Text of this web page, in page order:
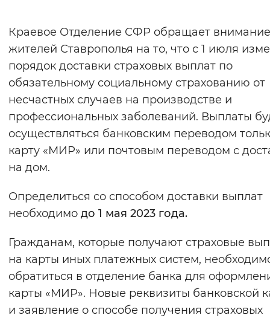
Цвет сайта
Монохромный Инверсивный
Синий фон
Изображения
Включены Выключены
Воспроизвести Остановить
Вернуть стандартные настройки
Краевое Отделение СФР обращает внимание
жителей Ставрополья на то, что с 1 июля
порядок доставки страховых выплат по
обязательному социальному страхованию от
несчастных случаев на производстве и
профессиональных заболеваний. Выплаты
осуществляться банковским переводом
карту «МИР» или почтовым переводом с
на дом.
Определиться со способом доставки выплат
необходимо до 1 мая 2023 года.
Гражданам, которые получают страховые
на карты иных платежных систем,
обратиться в отделение банка для
карты «МИР». Новые реквизиты банковской
и заявление о способе получения страховых